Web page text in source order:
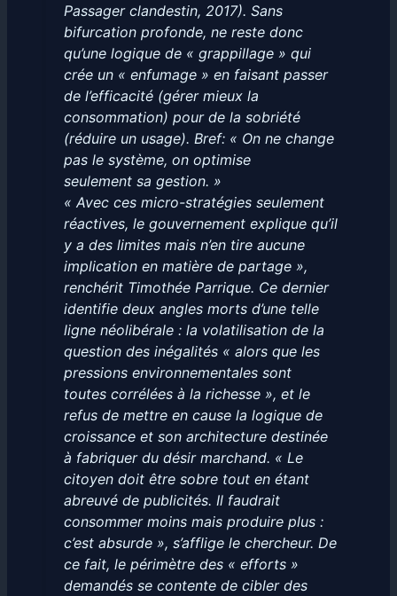
Passager clandestin, 2017). Sans
bifurcation profonde, ne reste donc
qu’une logique de « grappillage » qui
crée un « enfumage » en faisant passer
de l’efficacité (gérer mieux la
consommation) pour de la sobriété
(réduire un usage). Bref: « On ne change
pas le système, on optimise
seulement sa gestion. »
« Avec ces micro-stratégies seulement
réactives, le gouvernement explique qu’il
y a des limites mais n’en tire aucune
implication en matière de partage »,
renchérit Timothée Parrique. Ce dernier
identifie deux angles morts d’une telle
ligne néolibérale : la volatilisation de la
question des inégalités « alors que les
pressions environnementales sont
toutes corrélées à la richesse », et le
refus de mettre en cause la logique de
croissance et son architecture destinée
à fabriquer du désir marchand. « Le
citoyen doit être sobre tout en étant
abreuvé de publicités. Il faudrait
consommer moins mais produire plus :
c’est absurde », s’afflige le chercheur. De
ce fait, le périmètre des « efforts »
demandés se contente de cibler des